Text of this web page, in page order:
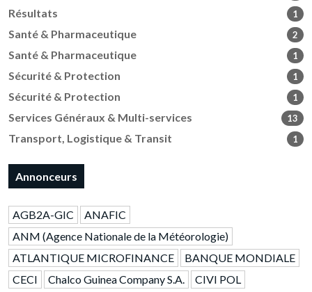
Résultats 1
Santé & Pharmaceutique 2
Santé & Pharmaceutique 1
Sécurité & Protection 1
Sécurité & Protection 1
Services Généraux & Multi-services 13
Transport, Logistique & Transit 1
Annonceurs
AGB2A-GIC
ANAFIC
ANM (Agence Nationale de la Météorologie)
ATLANTIQUE MICROFINANCE
BANQUE MONDIALE
CECI
Chalco Guinea Company S.A. CIVI POL